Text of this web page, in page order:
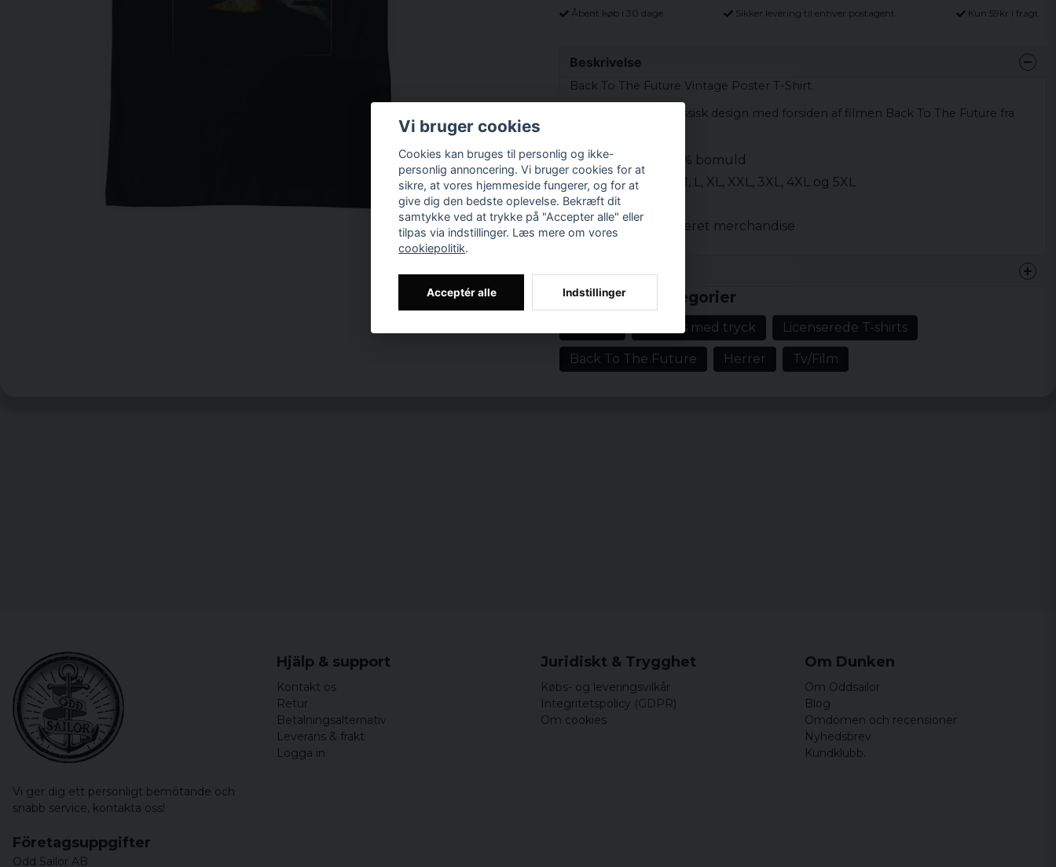
Åbent køb i 30 dage Sikker levering til enhver postagent Kun 59kr i fragt
Beskrivelse
Back To The Future Vintage Poster T-Shirt.
T-shirt med slidt klassisk design med forsiden af ​​filmen Back To The Future fra
Materiale: 100% bomuld
Størrelser: S, M, L, XL, XXL, 3XL, 4XL og 5XL
Farve: Sort
Officielt licenseret merchandise
Prishistorik
Relaterede kategorier
T-shirts med tryck Licenserede T-shirts
Back To The Future Herrer Tv/Film
Vi ger dig ett personligt bemötande och
snabb service, kontakta oss!
Hjälp & support
Kontakt os
Retur
Betalningsalternativ
Leverans & frakt
Logga in
Juridiskt & Trygghet
Købs- og leveringsvilkår
Integritetspolicy (GDPR)
Om cookies
Om Dunken
Om Oddsailor
Blog
Omdömen och recensioner
Nyhedsbrev
Kundklubb.
Företagsuppgifter
Odd Sailor AB
Vi bruger cookies
Cookies kan bruges til personlig og ikke-
personlig annoncering. Vi bruger cookies for at
sikre, at vores hjemmeside fungerer, og for at
give dig den bedste oplevelse. Bekræft dit
samtykke ved at trykke på "Accepter alle" eller
tilpas via indstillinger. Læs mere om vores
cookiepolitik.
Acceptér alle Indstillinger